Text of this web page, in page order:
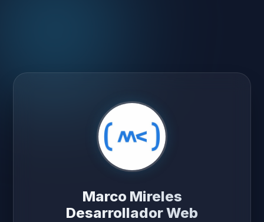
Marco Mireles
Desarrollador Web